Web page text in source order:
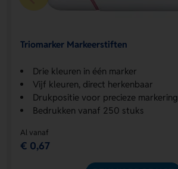
Triomarker Markeerstiften
Drie kleuren in één marker
Vijf kleuren, direct herkenbaar
Drukpositie voor precieze markering
Bedrukken vanaf 250 stuks
Al vanaf
€ 0,67